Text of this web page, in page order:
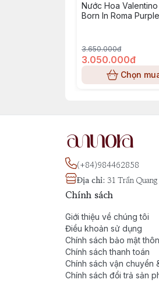
Nước Hoa
Born In Roma Purple
3.650.000đ
3.050.000đ
Chọn
(+84)984462858
Địa chỉ: 31 Trần
Chính sách
Giới thiệu về chúng tôi
Điều khoản sử dụng
Chính sách bảo mật
Chính sách thanh toán
Chính sách vận chuyển
Chính sách đổi trả sản